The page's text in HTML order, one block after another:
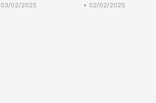
3
03/02/2025 hạng5 5
sao• 02/02/2025